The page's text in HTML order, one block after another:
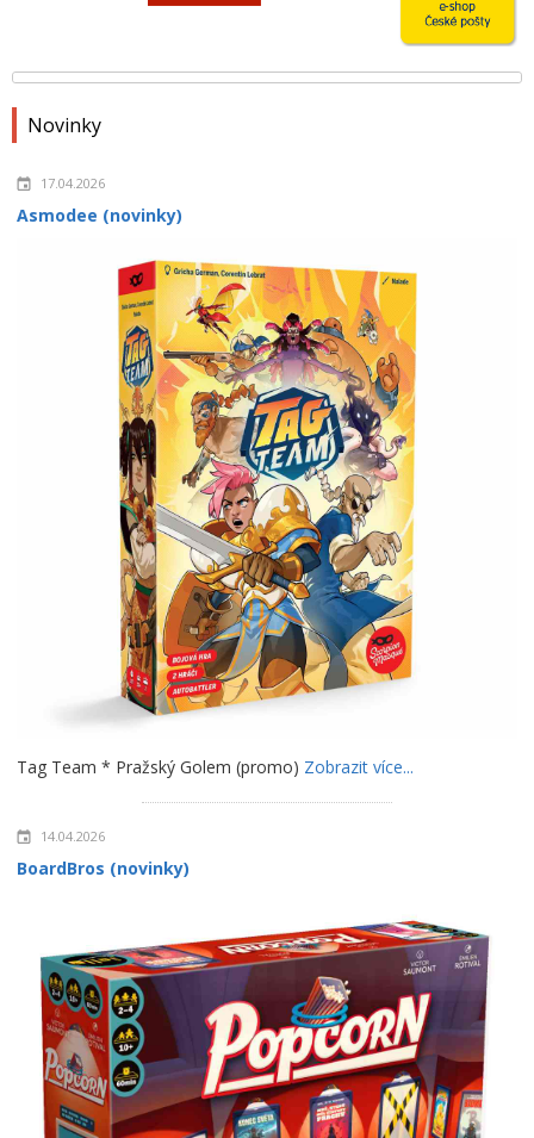
Novinky
17.04.2026
Asmodee (novinky)
Tag Team * Pražský Golem (promo) Zobrazit více...
14.04.2026
BoardBros (novinky)